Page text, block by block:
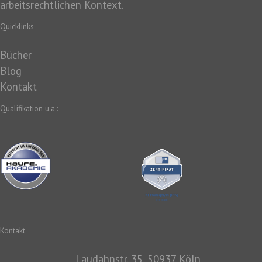
arbeitsrechtlichen Kontext.
Quicklinks
Bücher
Blog
Kontakt
Qualifikation u.a.:
Kontakt
Laudahnstr. 35, 50937 Köln